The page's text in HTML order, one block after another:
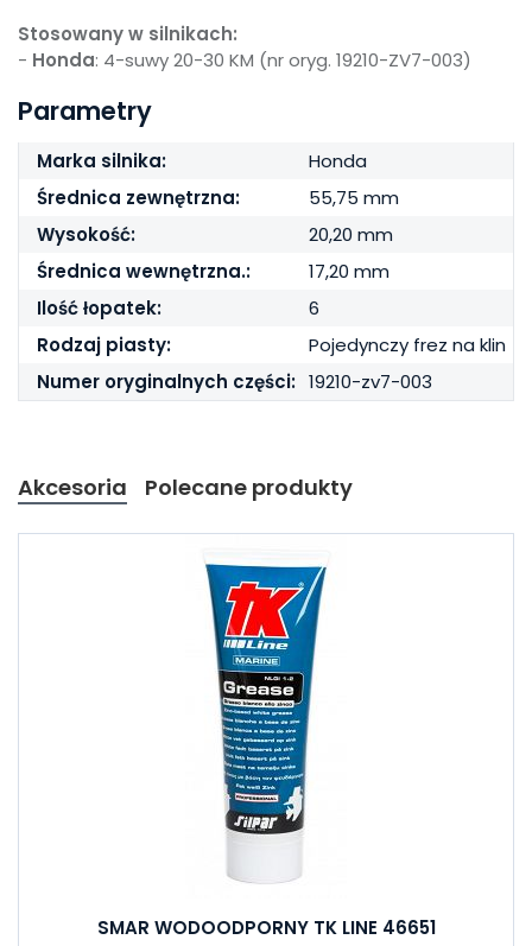
Stosowany w silnikach:
- Honda: 4-suwy 20-30 KM (nr oryg. 19210-ZV7-003)
Parametry
Marka silnika:
Honda
Średnica zewnętrzna:
55,75 mm
Wysokość:
20,20 mm
Średnica wewnętrzna.:
17,20 mm
Ilość łopatek:
6
Rodzaj piasty:
Pojedynczy frez na klin
Numer oryginalnych części: 19210-zv7-003
Akcesoria Polecane produkty
SMAR WODOODPORNY TK LINE 46651